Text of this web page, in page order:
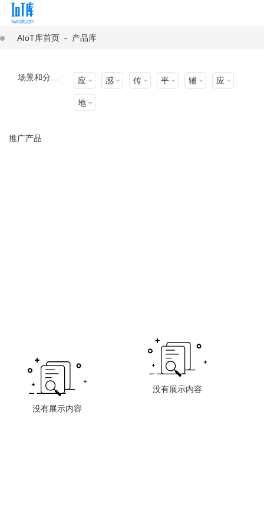
AIoT库首页 - 产品库
应用场景 感知层 传输层 平台层 辅助产品与材料 应用终端
地址选择
推广产品